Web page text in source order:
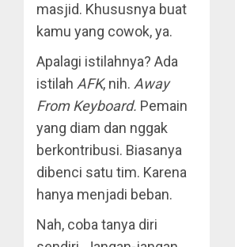
masjid. Khususnya buat
kamu yang cowok, ya.
Apalagi istilahnya? Ada
istilah AFK, nih. Away
From Keyboard. Pemain
yang diam dan nggak
berkontribusi. Biasanya
dibenci satu tim. Karena
hanya menjadi beban.
Nah, coba tanya diri